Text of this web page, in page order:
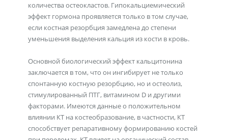
количества остеокластов. Гипокальциемический
эффект гормона проявляется только в том случае,
если костная резорбция замедлена до степени
уменьшения выделения кальция из кости в кровь.
Основной биологический эффект кальцитонина
заключается в том, что он ингибирует не только
спонтанную костную резорбцию, но и остеолиз,
стимулированный ПТГ, витамином D и другими
факторами. Имеются данные о положительном
влиянии КТ на костеобразование, в частности, КТ
способствует репаративному формированию костей